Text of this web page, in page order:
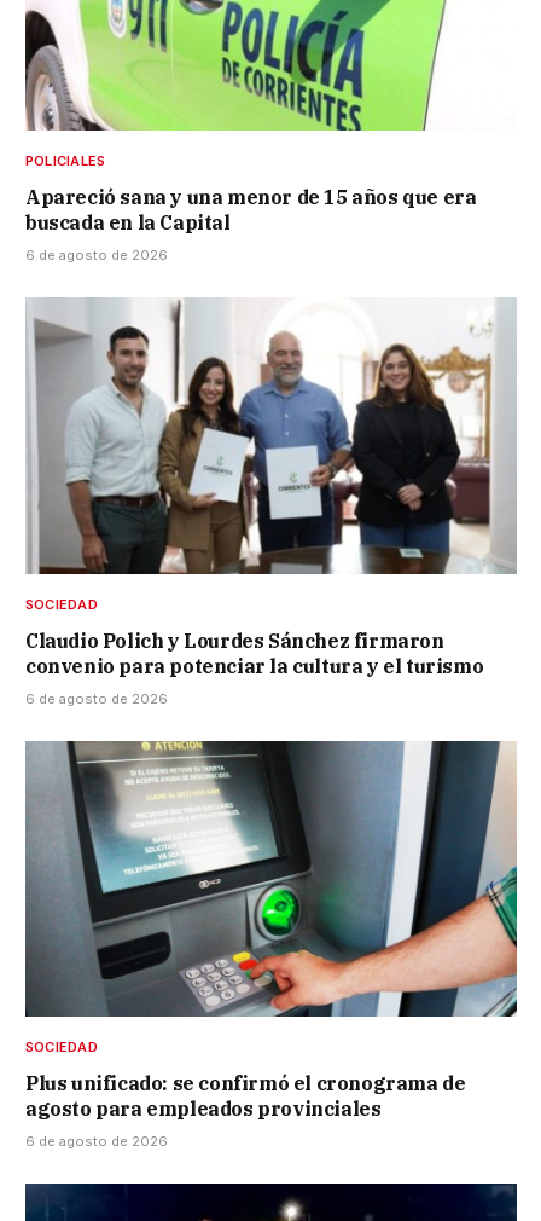
POLICIALES
Apareció sana y una menor de 15 años que era
buscada en la Capital
6 de agosto de 2026
SOCIEDAD
Claudio Polich y Lourdes Sánchez firmaron
convenio para potenciar la cultura y el turismo
6 de agosto de 2026
SOCIEDAD
Plus unificado: se confirmó el cronograma de
agosto para empleados provinciales
6 de agosto de 2026